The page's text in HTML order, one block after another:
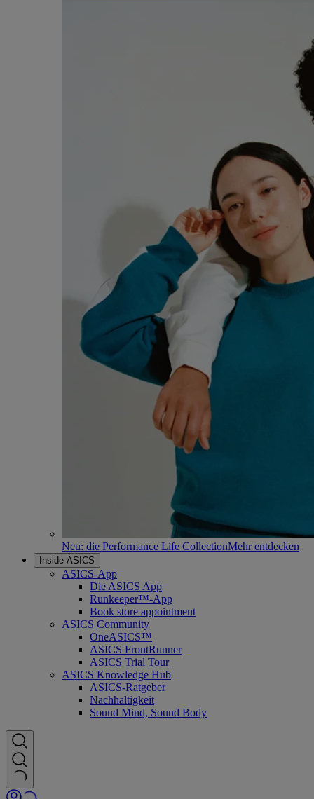
Neu: die Performance Life CollectionMehr entdecken
Inside ASICS
ASICS-App
Die ASICS App
Runkeeper™-App
Book store appointment
ASICS Community
OneASICS™
ASICS FrontRunner
ASICS Trial Tour
ASICS Knowledge Hub
ASICS-Ratgeber
Nachhaltigkeit
Sound Mind, Sound Body